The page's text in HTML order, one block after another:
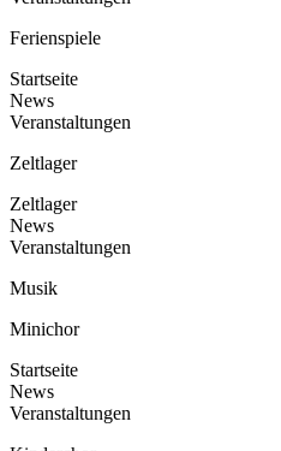
Ferienspiele
Startseite
News
Veranstaltungen
Zeltlager
Zeltlager
News
Veranstaltungen
Musik
Minichor
Startseite
News
Veranstaltungen